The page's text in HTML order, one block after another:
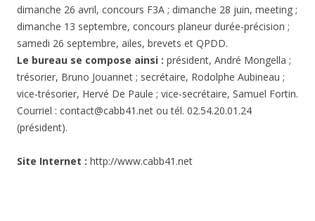
dimanche 26 avril, concours F3A ; dimanche 28 juin, meeting ;
dimanche 13 septembre, concours planeur durée-précision ;
samedi 26 septembre, ailes, brevets et QPDD.
Le bureau se compose ainsi : président, André Mongella ;
trésorier, Bruno Jouannet ; secrétaire, Rodolphe Aubineau ;
vice-trésorier, Hervé De Paule ; vice-secrétaire, Samuel Fortin.
Courriel : contact@cabb41.net ou tél. 02.54.20.01.24
(président).
Site Internet : http://www.cabb41.net